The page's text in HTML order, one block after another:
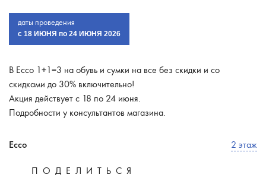
даты проведения
c 18 ИЮНЯ по 24 ИЮНЯ 2026
Ecco 2 этаж
ПОДЕЛИТЬСЯ
В Ecco 1+1=3 на обувь и сумки на все без скидки и со
скидками до 30% включительно!
Акция действует с 18 по 24 июня.
Подробности у консультантов магазина.